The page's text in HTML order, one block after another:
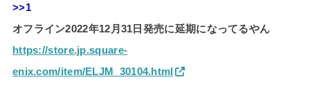
>>1
オフライン2022年12月31日発売に延期になってるやん
https://store.jp.square-
enix.com/item/ELJM_30104.html